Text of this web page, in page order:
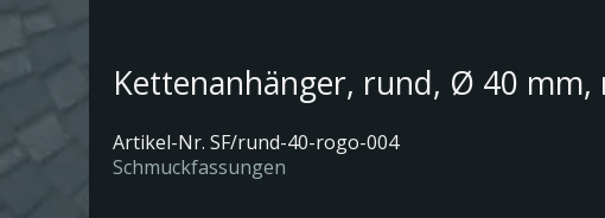
Kettenanhänger, rund, Ø 40 mm,
Artikel-Nr.SF/rund-40-rogo-004
Schmuckfassungen